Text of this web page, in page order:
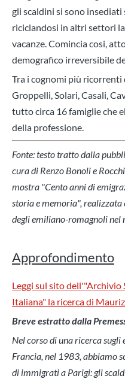
gli scaldini si sono
riciclandosi in altri settori
vacanze. Comincia cosi,
demografico irreversibile
Tra i cognomi più
Groppelli, Solari, Casali,
tutto circa 16 famiglie che
della professione.
Fonte: testo tratto dalla
cura di Renzo Bonoli e
mostra "Cento anni di
storia e memoria",
degli emiliano-romagnoli nel
Approfondimento
Leggi sul sito dell'"Archivio
Italiana" la ricerca di
Breve estratto dalla
Nel corso di una ricerca
Francia, nel 1983, abbiamo
di immigrati a Parigi: gli